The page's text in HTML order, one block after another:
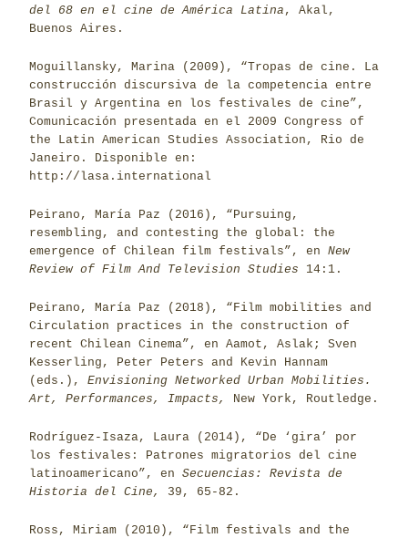
del 68 en el cine de América Latina , Akal,
Buenos Aires.
Moguillansky, Marina (2009), “Tropas de cine. La
construcción discursiva de la competencia entre
Brasil y Argentina en los festivales de cine”,
Comunicación presentada en el 2009 Congress of
the Latin American Studies Association, Rio de
Janeiro. Disponible en:
http://lasa.international
Peirano, María Paz (2016), “Pursuing,
resembling, and contesting the global: the
emergence of Chilean film festivals”, en New
Review of Film And Television Studies 14:1.
Peirano, María Paz (2018), “Film mobilities and
Circulation practices in the construction of
recent Chilean Cinema”, en Aamot, Aslak; Sven
Kesserling, Peter Peters and Kevin Hannam
(eds.), Envisioning Networked Urban Mobilities.
Art, Performances, Impacts,
New York, Routledge.
Rodríguez-Isaza, Laura (2014), “De ‘gira’ por
los festivales: Patrones migratorios del cine
latinoamericano”, en Secuencias: Revista de
Historia del Cine, 39, 65-82.
Ross, Miriam (2010), “Film festivals and the